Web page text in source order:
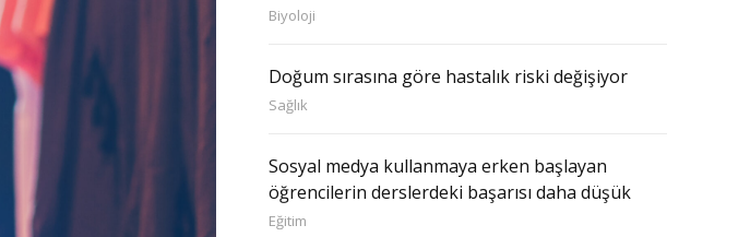
Biyoloji
Doğum sırasına göre hastalık riski değişiyor
Sağlık
Sosyal medya kullanmaya erken başlayan
öğrencilerin derslerdeki başarısı daha düşük
Eğitim